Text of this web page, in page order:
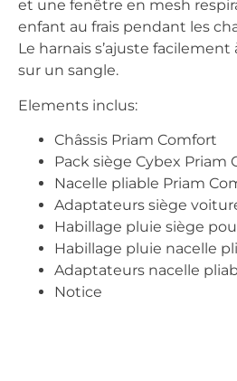
et une fenêtre en mesh
enfant au frais pendant les
Le harnais s’ajuste
sur un sangle.
Elements inclus:
Châssis Priam Comfort
Pack siège Cybex Priam
Nacelle pliable Priam
Adaptateurs siège
Habillage pluie siège
Habillage pluie nacelle
Adaptateurs nacelle
Notice